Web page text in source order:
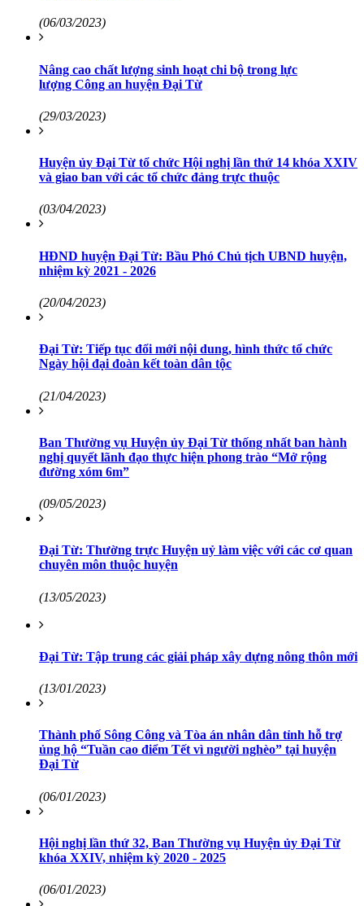
(06/03/2023)
Nâng cao chất lượng sinh hoạt chi bộ trong lực
lượng Công an huyện Đại Từ
(29/03/2023)
Huyện ủy Đại Từ tổ chức Hội nghị lần thứ 14 khóa XXIV
và giao ban với các tổ chức đảng trực thuộc
(03/04/2023)
HĐND huyện Đại Từ: Bầu Phó Chủ tịch UBND huyện,
nhiệm kỳ 2021 - 2026
(20/04/2023)
Đại Từ: Tiếp tục đổi mới nội dung, hình thức tổ chức
Ngày hội đại đoàn kết toàn dân tộc
(21/04/2023)
Ban Thường vụ Huyện ủy Đại Từ thống nhất ban hành
nghị quyết lãnh đạo thực hiện phong trào “Mở rộng
đường xóm 6m”
(09/05/2023)
Đại Từ: Thường trực Huyện uỷ làm việc với các cơ quan
chuyên môn thuộc huyện
(13/05/2023)
Đại Từ: Tập trung các giải pháp xây dựng nông thôn mới
(13/01/2023)
Thành phố Sông Công và Tòa án nhân dân tỉnh hỗ trợ
ủng hộ “Tuần cao điểm Tết vì người nghèo” tại huyện
Đại Từ
(06/01/2023)
Hội nghị lần thứ 32, Ban Thường vụ Huyện ủy Đại Từ
khóa XXIV, nhiệm kỳ 2020 - 2025
(06/01/2023)